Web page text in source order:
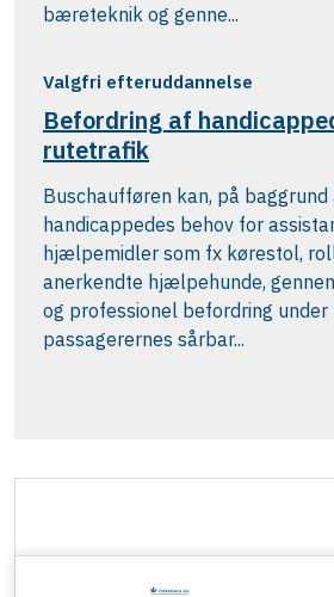
bæreteknik og genne...
Valgfri efteruddannelse
Befordring af
rutetrafik
Buschaufføren kan, på
handicappedes behov for
hjælpemidler som fx kørestol,
anerkendte hjælpehunde,
og professionel befordring under
passagerernes sårbar...